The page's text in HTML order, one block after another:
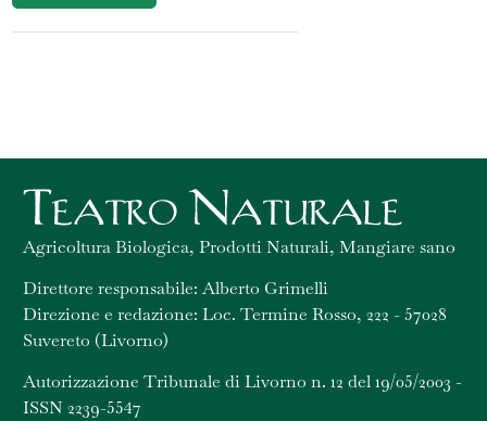
Agricoltura Biologica, Prodotti Naturali, Mangiare sano
Direttore responsabile: Alberto Grimelli
Direzione e redazione: Loc. Termine Rosso, 222 - 57028
Suvereto (Livorno)
Autorizzazione Tribunale di Livorno n. 12 del 19/05/2003 -
ISSN 2239-5547